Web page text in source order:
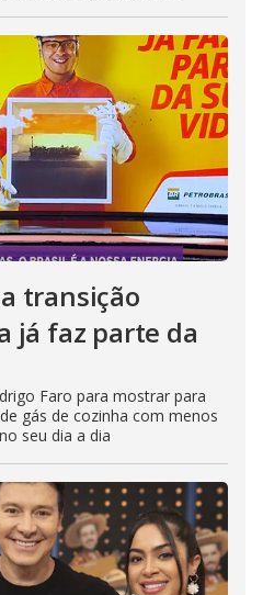
transição
já faz parte da
Faro para mostrar para
gás de cozinha com menos
seu dia a dia